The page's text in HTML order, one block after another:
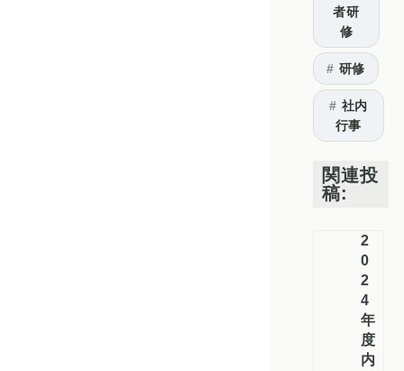
者研
修
研修
社内
行事
関連投
稿:
2
0
2
4
年
度
内